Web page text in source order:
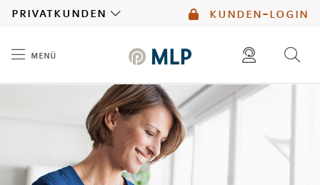
kunden-login
privatkunden
menü
diese website durchsuchen
mlp berater finden